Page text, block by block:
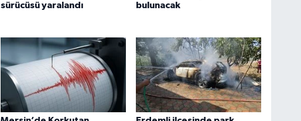
sürücüsü yaralandı
bulunacak